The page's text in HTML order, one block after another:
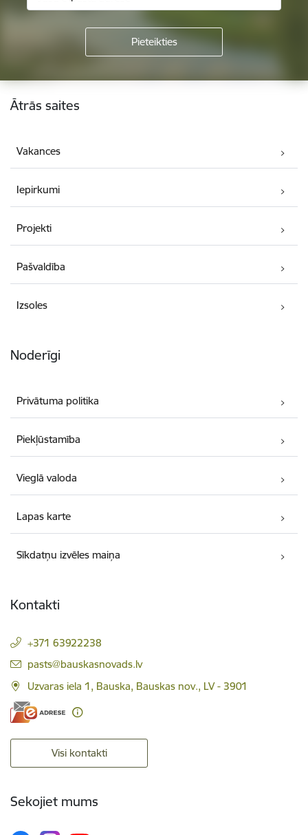
Kājene
Ātrās saites
Vakances
Iepirkumi
Projekti
Pašvaldība
Izsoles
Noderīgi
Privātuma politika
Piekļūstamība
Vieglā valoda
Lapas karte
Sīkdatņu izvēles maiņa
Kontakti
+371 63922238
E-pasts:
pasts@bauskasnovads.lv
Uzvaras iela 1, Bauska, Bauskas nov., LV - 3901
Visi kontakti
Sekojiet mums